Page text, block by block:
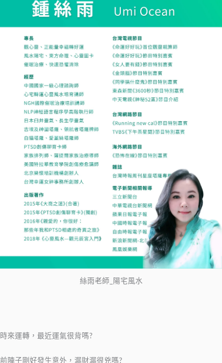
絲雨老師_陽宅風水
時來運轉，最近運氣很背嗎?
前陣子剛好發生意外，漏財漏很兇嗎?